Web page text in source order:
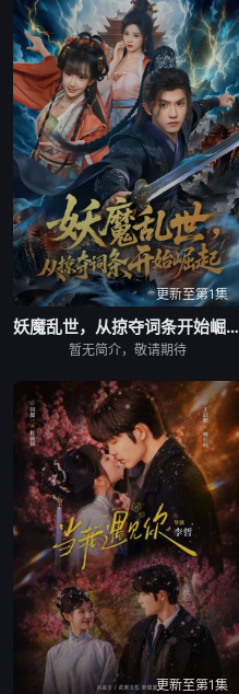
更新至第1集
妖魔乱世，从掠夺词条开始崛起
暂无简介，敬请期待
更新至第1集